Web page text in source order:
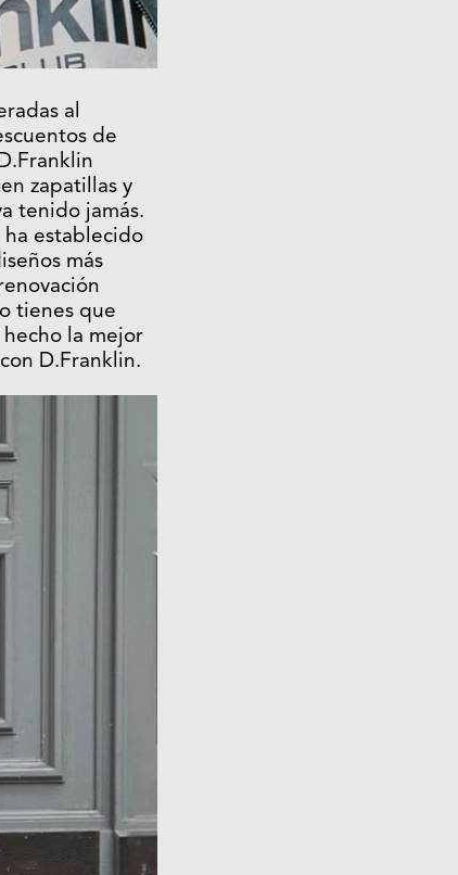
al
de
zapatillas y
tenido jamás.
ha establecido
más
tienes que
la mejor
D.Franklin.